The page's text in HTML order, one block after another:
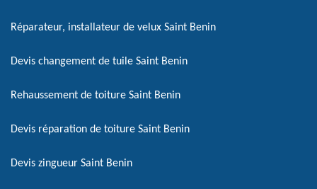
Réparateur, installateur de velux Saint Benin
Devis changement de tuile Saint Benin
Rehaussement de toiture Saint Benin
Devis réparation de toiture Saint Benin
Devis zingueur Saint Benin